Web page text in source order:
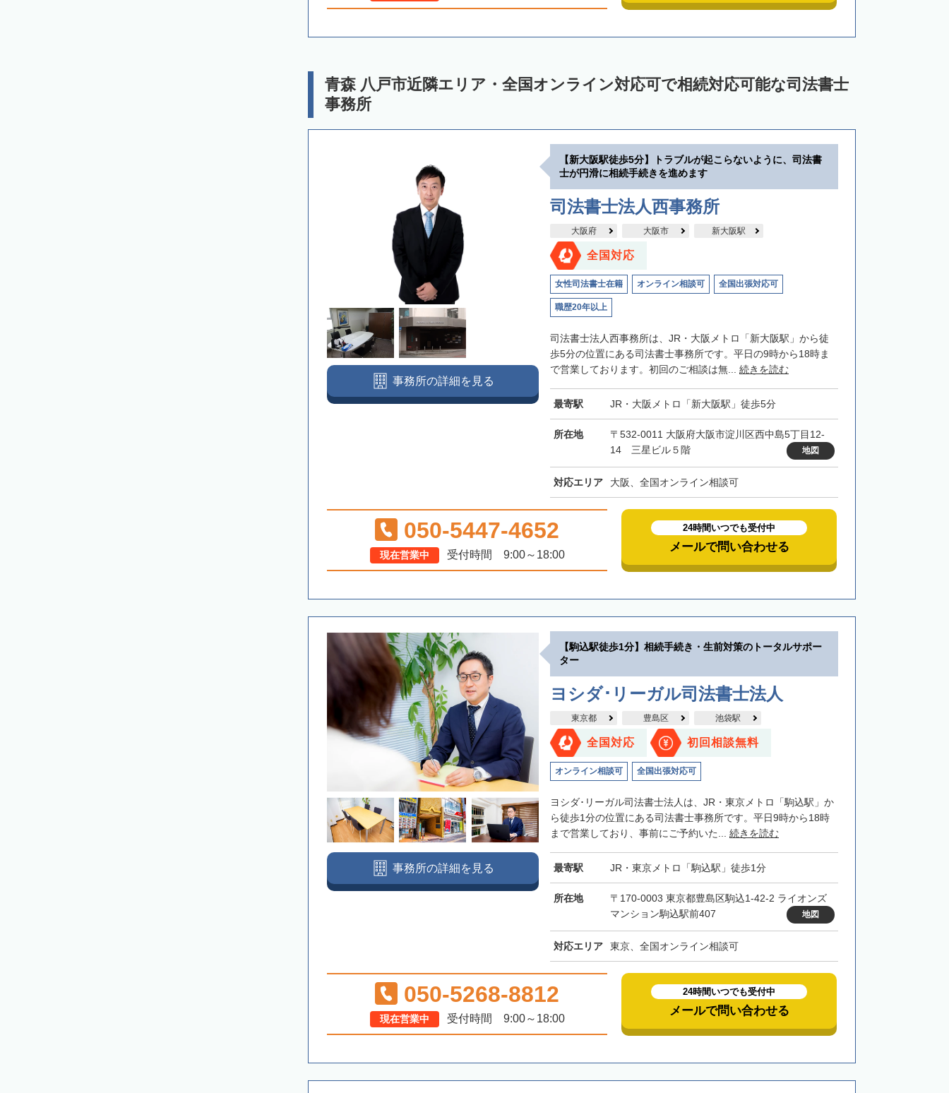
青森 八戸市近隣エリア・全国オンライン対応可で相続対応可能な司法書士
事務所
【新大阪駅徒歩5分】トラブルが起こらないように、司法書
士が円滑に相続手続きを進めます
司法書士法人西事務所
大阪府 大阪市 新大阪駅
全国対応
女性司法書士在籍 オンライン相談可 全国出張対応可
職歴20年以上
司法書士法人西事務所は、JR・大阪メトロ「新大阪駅」から徒
歩5分の位置にある司法書士事務所です。平日の9時から18時ま
で営業しております。初回のご相談は無... 続きを読む
最寄駅 JR・大阪メトロ「新大阪駅」徒歩5分
所在地
〒532-0011 大阪府大阪市淀川区西中島5丁目12-
14 三星ビル５階
地図
対応エリア 大阪、全国オンライン相談可
事務所の詳細を見る
050-5447-4652
現在営業中 受付時間 9:00～18:00
24時間いつでも受付中
メールで問い合わせる
【駒込駅徒歩1分】相続手続き・生前対策のトータルサポー
ター
ヨシダ･リーガル司法書士法人
東京都 豊島区 池袋駅
全国対応 初回相談無料
オンライン相談可 全国出張対応可
ヨシダ･リーガル司法書士法人は、JR・東京メトロ「駒込駅」か
ら徒歩1分の位置にある司法書士事務所です。平日9時から18時
まで営業しており、事前にご予約いた... 続きを読む
最寄駅 JR・東京メトロ「駒込駅」徒歩1分
所在地
〒170-0003 東京都豊島区駒込1-42-2 ライオンズ
マンション駒込駅前407
地図
対応エリア 東京、全国オンライン相談可
事務所の詳細を見る
050-5268-8812
現在営業中 受付時間 9:00～18:00
24時間いつでも受付中
メールで問い合わせる